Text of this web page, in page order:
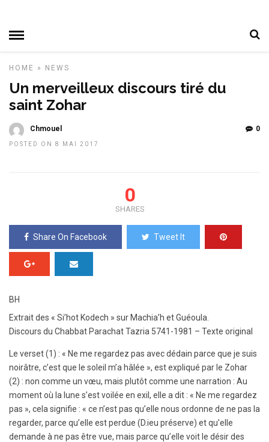
HOME » NEWS
Un merveilleux discours tiré du
saint Zohar
Chmouel
POSTED ON 8 MAI 2017
0
0
SHARES
Share On Facebook Tweet It
BH
Extrait des « Si’hot Kodech » sur Machia’h et Guéoula.
Discours du Chabbat Parachat Tazria 5741-1981 – Texte original
Le verset (1) : « Ne me regardez pas avec dédain parce que je suis
noirâtre, c’est que le soleil m’a hâlée », est expliqué par le Zohar
(2) : non comme un vœu, mais plutôt comme une narration : Au
moment où la lune s’est voilée en exil, elle a dit : « Ne me regardez
pas », cela signifie : « ce n’est pas qu’elle nous ordonne de ne pas la
regarder, parce qu’elle est perdue (D.ieu préserve) et qu’elle
demande à ne pas être vue, mais parce qu’elle voit le désir des